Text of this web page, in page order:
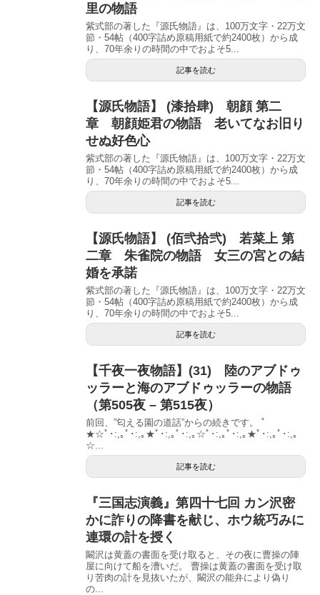
里の物語
紫式部の著した『源氏物語』は、100万文字・22万文
節・54帖（400字詰め原稿用紙で約2400枚）から成
り、70年余りの時間の中でおよそ5...
記事を読む
【源氏物語】 (漆拾肆) 朝顔 第二
章 朝顔姫君の物語 老いてなお旧り
せぬ好色心
紫式部の著した『源氏物語』は、100万文字・22万文
節・54帖（400字詰め原稿用紙で約2400枚）から成
り、70年余りの時間の中でおよそ5...
記事を読む
【源氏物語】 (佰弐拾弐) 若菜上 第
二章 朱雀院の物語 女三の宮との結
婚を承諾
紫式部の著した『源氏物語』は、100万文字・22万文
節・54帖（400字詰め原稿用紙で約2400枚）から成
り、70年余りの時間の中でおよそ5...
記事を読む
【千夜一夜物語】(31) 陸のアブドゥ
ッラーと海のアブドゥッラーの物語
（第505夜 – 第515夜）
前回、”匂える園の道話”からの続きです。 ﾟ
★☆ﾟ･:,｡ﾟ･:,｡★ﾟ･:,｡ﾟ･:,｡☆ﾟ･:,｡ﾟ･:,｡★ﾟ･:,｡ﾟ･:,｡
☆...
記事を読む
『三国志演義』第四十七回 カン沢密
かに詐りの降書を献じ、ホウ統巧みに
連環の計を授く
闞沢は黄蓋の書面を受け取ると、その夜に曹操の陣
屋に向けて船を漕いだ。 曹操は黄蓋の書面を受け取
り苦肉の計を見抜いたが、闞沢の能弁により偽り
の...